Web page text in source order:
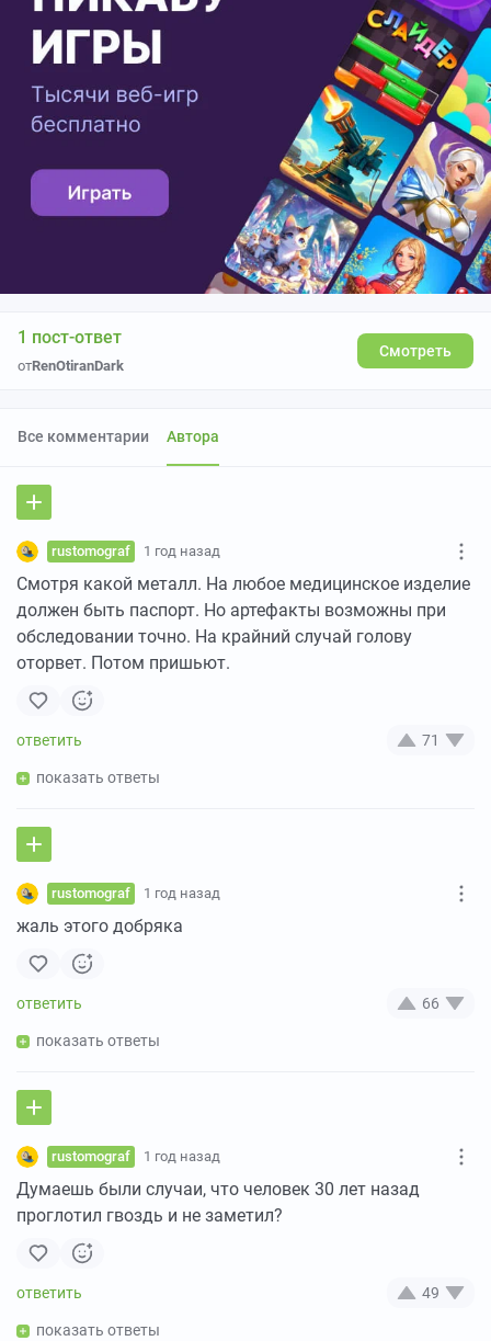
1 пост-ответ
отRenOtiranDark
Смотреть
Все комментарии Автора
rustomograf 1 год назад
Смотря какой металл. На любое медицинское изделие
должен быть паспорт. Но артефакты возможны при
обследовании точно. На крайний случай голову
оторвет. Потом пришьют.
71
показать ответы
rustomograf 1 год назад
жаль этого добряка
66
показать ответы
rustomograf 1 год назад
Думаешь были случаи, что человек 30 лет назад
проглотил гвоздь и не заметил?
49
показать ответы